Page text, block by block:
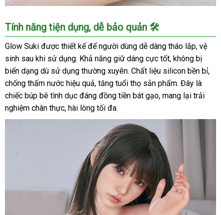
Búp
Bê
Tình
Dục
Gái
Xinh
165T
S20
Glow
Suki
Tính năng tiện dụng, dễ bảo quản 🛠️
Glow Suki được thiết kế để người dùng dễ dàng tháo lắp, vệ
sinh sau khi sử dụng. Khả năng giữ dáng cực tốt, không bị
biến dạng dù sử dụng thường xuyên. Chất liệu silicon bền bỉ,
chống thấm nước hiệu quả, tăng tuổi thọ sản phẩm. Đây là
chiếc búp bê tình dục đáng đồng tiền bát gạo, mang lại trải
nghiệm chân thực, hài lòng tối đa.